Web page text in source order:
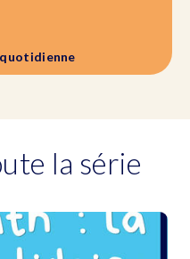
la série